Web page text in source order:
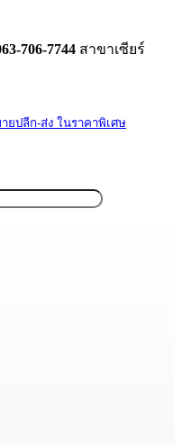
706-7744 สาขาเซียร์
ยปลีก-ส่ง ในราคาพิเศษ